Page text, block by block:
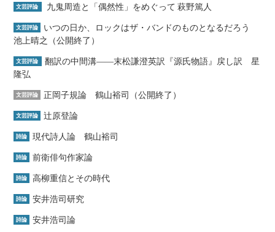
文芸評論 九鬼周造と「偶然性」をめぐって 萩野篤人
文芸評論
いつの日か、ロックはザ・バンドのものとなるだろう
池上晴之（公開終了）
文芸評論
翻訳の中間溝――末松謙澄英訳『源氏物語』戻し訳 星
隆弘
文芸評論 正岡子規論 鶴山裕司（公開終了）
文芸評論 辻原登論
詩論 現代詩人論 鶴山裕司
詩論 前衛俳句作家論
詩論 高柳重信とその時代
詩論 安井浩司研究
詩論 安井浩司論